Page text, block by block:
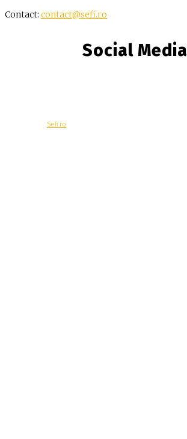
Contact: contact@sefi.ro
Social Media
Sefi.ro